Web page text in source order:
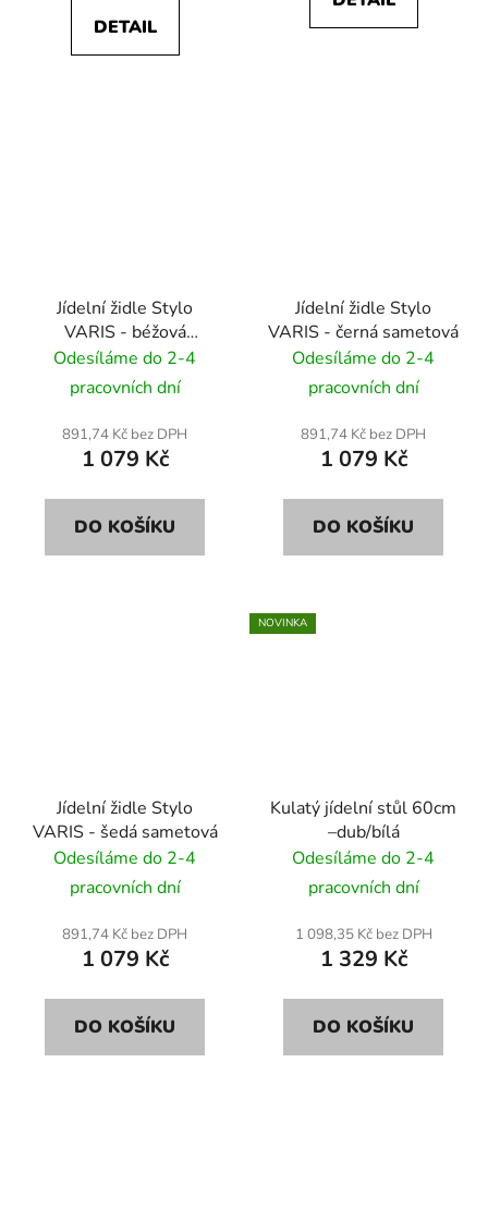
DETAIL
Jídelní židle Stylo
VARIS - béžová
sametová
Odesíláme do 2-4
pracovních dní
891,74 Kč bez DPH
1 079 Kč
DO KOŠÍKU
Jídelní židle Stylo
VARIS - černá sametová
Odesíláme do 2-4
pracovních dní
891,74 Kč bez DPH
1 079 Kč
DO KOŠÍKU
Jídelní židle Stylo
VARIS - šedá sametová
Odesíláme do 2-4
pracovních dní
891,74 Kč bez DPH
1 079 Kč
DO KOŠÍKU
NOVINKA
Kulatý jídelní stůl 60cm
–dub/bílá
Odesíláme do 2-4
pracovních dní
1 098,35 Kč bez DPH
1 329 Kč
DO KOŠÍKU